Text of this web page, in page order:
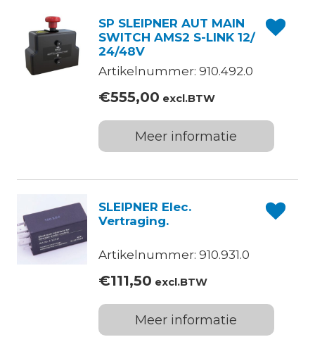
SP SLEIPNER AUT MAIN
SWITCH AMS2 S-LINK 12/
24/48V
Artikelnummer: 910.492.0
€555,00 excl.BTW
Meer informatie
SLEIPNER Elec.
Vertraging.
Artikelnummer: 910.931.0
€111,50 excl.BTW
Meer informatie